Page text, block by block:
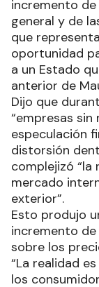
incremento
general y de
que
oportunidad
a un Estado
anterior de
Dijo que
“empresas
especulación
distorsión
complejizó
mercado
exterior”.
Esto produjo
incremento
sobre los
“La realidad
los